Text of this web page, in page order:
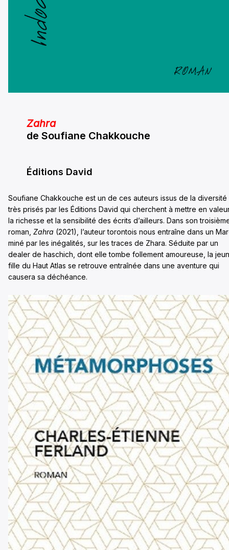
Zahra
de Soufiane Chakkouche
Éditions David
Soufiane Chakkouche est un de ces auteurs issus de la diversité
très prisés par les Éditions David qui cherchent à mettre en
la richesse et la sensibilité des écrits d’ailleurs. Dans son
roman, Zahra (2021), l’auteur torontois nous entraîne dans un
miné par les inégalités, sur les traces de Zhara. Séduite par un
dealer de haschich, dont elle tombe follement amoureuse, la
fille du Haut Atlas se retrouve entraînée dans une aventure qui
causera sa déchéance.